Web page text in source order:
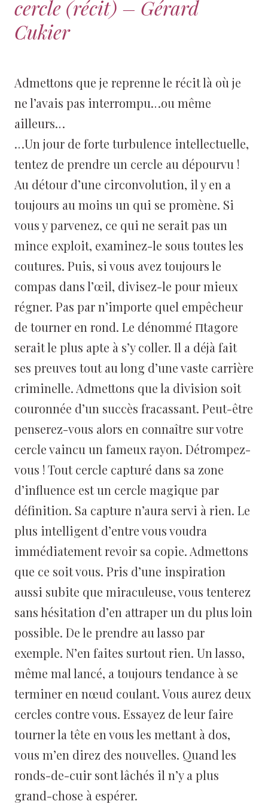
cercle (récit) – Gérard
Cukier
Admettons que je reprenne le récit là où je
ne l’avais pas interrompu…ou même
ailleurs…
…Un jour de forte turbulence intellectuelle,
tentez de prendre un cercle au dépourvu !
Au détour d’une circonvolution, il y en a
toujours au moins un qui se promène. Si
vous y parvenez, ce qui ne serait pas un
mince exploit, examinez-le sous toutes les
coutures. Puis, si vous avez toujours le
compas dans l’œil, divisez-le pour mieux
régner. Pas par n’importe quel empêcheur
de tourner en rond. Le dénommé Πtagore
serait le plus apte à s’y coller. Il a déjà fait
ses preuves tout au long d’une vaste carrière
criminelle. Admettons que la division soit
couronnée d’un succès fracassant. Peut-être
penserez-vous alors en connaître sur votre
cercle vaincu un fameux rayon. Détrompez-
vous ! Tout cercle capturé dans sa zone
d’influence est un cercle magique par
définition. Sa capture n’aura servi à rien. Le
plus intelligent d’entre vous voudra
immédiatement revoir sa copie. Admettons
que ce soit vous. Pris d’une inspiration
aussi subite que miraculeuse, vous tenterez
sans hésitation d’en attraper un du plus loin
possible. De le prendre au lasso par
exemple. N’en faites surtout rien. Un lasso,
même mal lancé, a toujours tendance à se
terminer en nœud coulant. Vous aurez deux
cercles contre vous. Essayez de leur faire
tourner la tête en vous les mettant à dos,
vous m’en direz des nouvelles. Quand les
ronds-de-cuir sont lâchés il n’y a plus
grand-chose à espérer.